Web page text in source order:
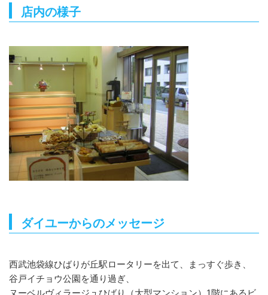
店内の様子
ダイユーからのメッセージ
西武池袋線ひばりが丘駅ロータリーを出て、まっすぐ歩き、
谷戸イチョウ公園を通り過ぎ、
ヌーベルヴィラージュひばり（大型マンション）1階にあるビ